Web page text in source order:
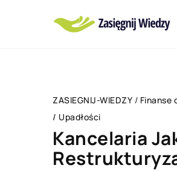
ZASIEGNIJ-WIEDZY / Finanse
/ Upadłości
Kancelaria